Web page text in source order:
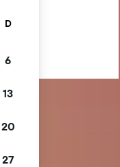
D
6
13
20
27